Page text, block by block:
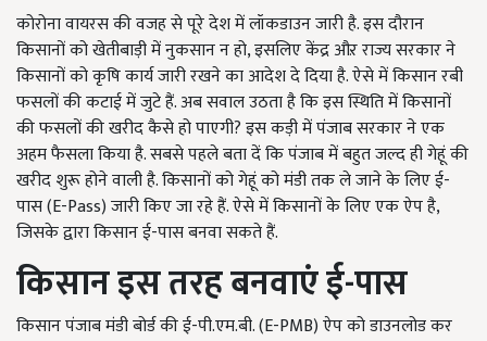
कोरोना वायरस की वजह से पूरे देश में लॉकडाउन जारी है. इस दौरान
किसानों को खेतीबाड़ी में नुकसान न हो, इसलिए केंद्र औऱ राज्य सरकार ने
किसानों को कृषि कार्य जारी रखने का आदेश दे दिया है. ऐसे में किसान रबी
फसलों की कटाई में जुटे हैं. अब सवाल उठता है कि इस स्थिति में किसानों
की फसलों की खरीद कैसे हो पाएगी? इस कड़ी में पंजाब सरकार ने एक
अहम फैसला किया है. सबसे पहले बता दें कि पंजाब में बहुत जल्द ही गेहूं की
खरीद शुरू होने वाली है. किसानों को गेहूं को मंडी तक ले जाने के लिए ई-
पास (E-Pass) जारी किए जा रहे हैं. ऐसे में किसानों के लिए एक ऐप है,
जिसके द्वारा किसान ई-पास बनवा सकते हैं.
किसान इस तरह बनवाएं ई-पास
किसान पंजाब मंडी बोर्ड की ई-पी.एम.बी. (E-PMB) ऐप को डाउनलोड कर